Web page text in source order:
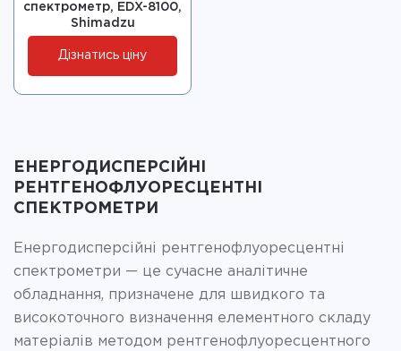
спектрометр, EDX-8100,
Shimadzu
Дізнатись ціну
ЕНЕРГОДИСПЕРСІЙНІ
РЕНТГЕНОФЛУОРЕСЦЕНТНІ
СПЕКТРОМЕТРИ
Енергодисперсійні рентгенофлуоресцентні
спектрометри — це сучасне аналітичне
обладнання, призначене для швидкого та
високоточного визначення елементного складу
матеріалів методом рентгенофлуоресцентного